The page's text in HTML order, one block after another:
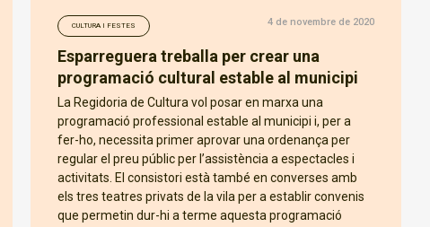
CULTURA I FESTES 4 de novembre de 2020
Esparreguera treballa per crear una
programació cultural estable al municipi
La Regidoria de Cultura vol posar en marxa una
programació professional estable al municipi i, per a
fer-ho, necessita primer aprovar una ordenança per
regular el preu públic per l’assistència a espectacles i
activitats. El consistori està també en converses amb
els tres teatres privats de la vila per a establir convenis
que permetin dur-hi a terme aquesta programació